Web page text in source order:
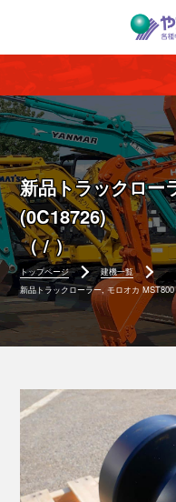
新品トラックロー
(0C18726)
（ / ）
トップページ
建機一覧
新品トラックローラー, モロオカ